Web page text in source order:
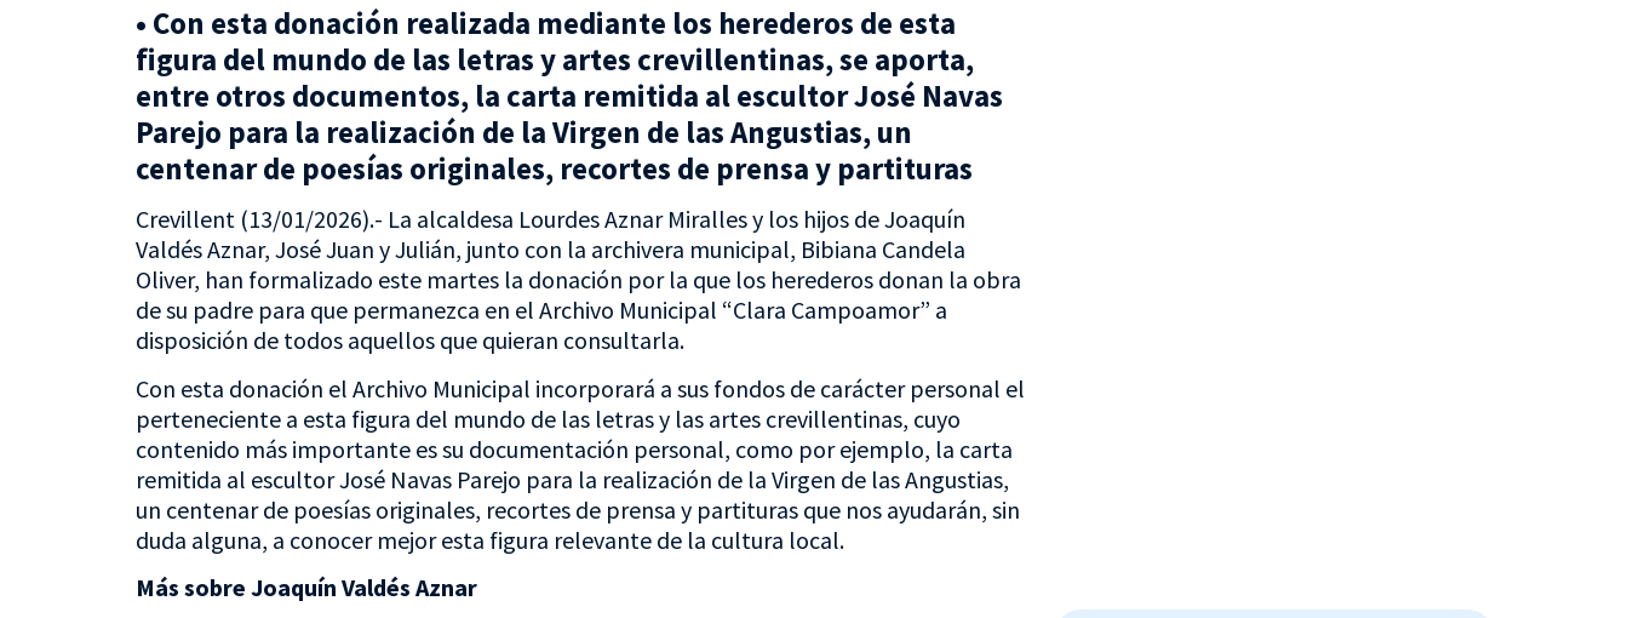
• Con esta donación realizada mediante los herederos de esta
figura del mundo de las letras y artes crevillentinas, se aporta,
entre otros documentos, la carta remitida al escultor José Navas
Parejo para la realización de la Virgen de las Angustias, un
centenar de poesías originales, recortes de prensa y partituras
Crevillent (13/01/2026).- La alcaldesa Lourdes Aznar Miralles y los hijos de Joaquín
Valdés Aznar, José Juan y Julián, junto con la archivera municipal, Bibiana Candela
Oliver, han formalizado este martes la donación por la que los herederos donan la obra
de su padre para que permanezca en el Archivo Municipal “Clara Campoamor” a
disposición de todos aquellos que quieran consultarla.
Con esta donación el Archivo Municipal incorporará a sus fondos de carácter personal el
perteneciente a esta figura del mundo de las letras y las artes crevillentinas, cuyo
contenido más importante es su documentación personal, como por ejemplo, la carta
remitida al escultor José Navas Parejo para la realización de la Virgen de las Angustias,
un centenar de poesías originales, recortes de prensa y partituras que nos ayudarán, sin
duda alguna, a conocer mejor esta figura relevante de la cultura local.
Más sobre Joaquín Valdés Aznar